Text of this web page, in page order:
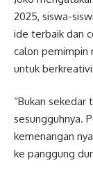
2025, siswa-
ide terbaik dan
calon pemimpin
untuk
“Bukan sekedar
sesungguhnya.
kemenangan
ke panggung